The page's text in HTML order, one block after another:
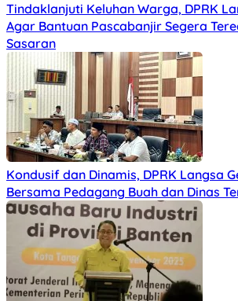
Tindaklanjuti Keluhan Warga, DPRK
Agar Bantuan Pascabanjir Segera
Sasaran
Kondusif dan Dinamis, DPRK Langsa
Bersama Pedagang Buah dan Dinas